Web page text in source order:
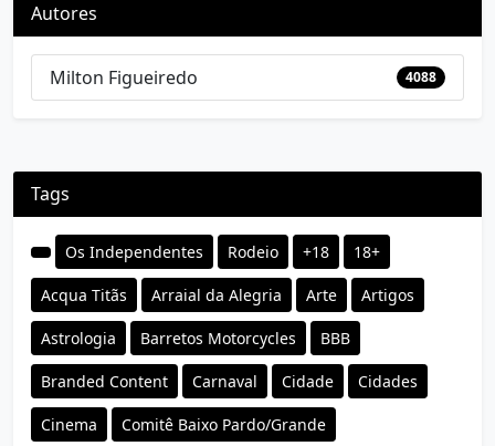
Autores
Milton Figueiredo 4088
Tags
Os Independentes Rodeio +18 18+
Acqua Titãs Arraial da Alegria Arte Artigos
Astrologia Barretos Motorcycles BBB
Branded Content Carnaval Cidade Cidades
Cinema Comitê Baixo Pardo/Grande